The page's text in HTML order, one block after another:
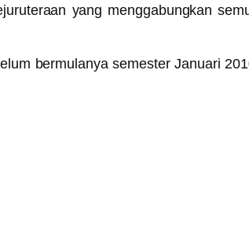
yang menggabungkan
bermulanya semester Januari